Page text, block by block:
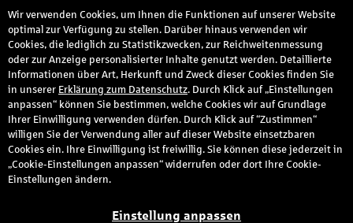
Anmeldung
Bitte melden Sie sich hier mit Ihrer E-Mail-Adresse und dem von
Ihnen gewählten Passwort an.
Sie sind zum ersten Mal hier?
Wir verwenden Cookies, um Ihnen die Funktionen auf unserer Website
optimal zur Verfügung zu stellen. Darüber hinaus verwenden wir
Cookies, die lediglich zu Statistikzwecken, zur Reichweitenmessung
oder zur Anzeige personalisierter Inhalte genutzt werden. Detaillierte
Informationen über Art, Herkunft und Zweck dieser Cookies finden Sie
in unserer Erklärung zum Datenschutz. Durch Klick auf „Einstellungen
anpassen“ können Sie bestimmen, welche Cookies wir auf Grundlage
Ihrer Einwilligung verwenden dürfen. Durch Klick auf “Zustimmen“
willigen Sie der Verwendung aller auf dieser Website einsetzbaren
Cookies ein. Ihre Einwilligung ist freiwillig. Sie können diese jederzeit in
„Cookie-Einstellungen anpassen“ widerrufen oder dort Ihre Cookie-
Einstellungen ändern.
Einstellung anpassen